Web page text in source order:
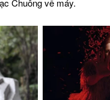
Chuông về máy.